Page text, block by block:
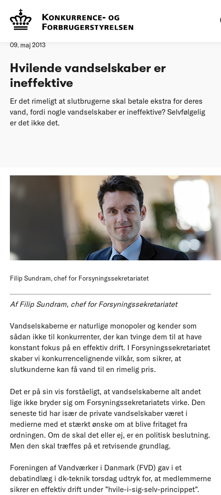
Forside
09. maj 2013
Hvilende vandselskaber er
ineffektive
Er det rimeligt at slutbrugerne skal betale ekstra for deres
vand, fordi nogle vandselskaber er ineffektive? Selvfølgelig
er det ikke det.
Filip Sundram, chef for Forsyningssekretariatet
Af Filip Sundram, chef for Forsyningssekretariatet
Vandselskaberne er naturlige monopoler og kender som
sådan ikke til konkurrenter, der kan tvinge dem til at have
konstant fokus på en effektiv drift. I Forsyningssekretariatet
skaber vi konkurrencelignende vilkår, som sikrer, at
slutkunderne kan få vand til en rimelig pris.
Det er på sin vis forståeligt, at vandselskaberne alt andet
lige ikke bryder sig om Forsyningssekretariatets virke. Den
seneste tid har især de private vandselskaber været i
medierne med et stærkt ønske om at blive fritaget fra
ordningen. Om de skal det eller ej, er en politisk beslutning.
Men den skal træffes på et retvisende grundlag.
Foreningen af Vandværker i Danmark (FVD) gav i et
debatindlæg i dk-teknik torsdag udtryk for, at medlemmerne
sikrer en effektiv drift under ”hvile-i-sig-selv-princippet”.